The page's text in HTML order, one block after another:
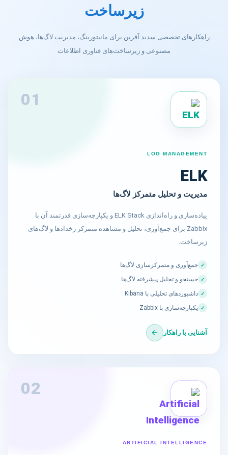
زیرساخت
راهکارهای تخصصی سدید آفرین برای مانیتورینگ، مدیریت لاگ‌ها، هوش
مصنوعی و زیرساخت‌های فناوری اطلاعات
01
LOG MANAGEMENT
ELK
مدیریت و تحلیل متمرکز لاگ‌ها
پیاده‌سازی و راه‌اندازی ELK Stack و یکپارچه‌سازی قدرتمند آن با
Zabbix برای جمع‌آوری، تحلیل و مشاهده متمرکز رخدادها و لاگ‌های
زیرساخت.
جمع‌آوری و متمرکزسازی لاگ‌ها
جستجو و تحلیل پیشرفته لاگ‌ها
داشبوردهای تحلیلی با Kibana
یکپارچه‌سازی با Zabbix
آشنایی با راهکار
02
ARTIFICIAL INTELLIGENCE